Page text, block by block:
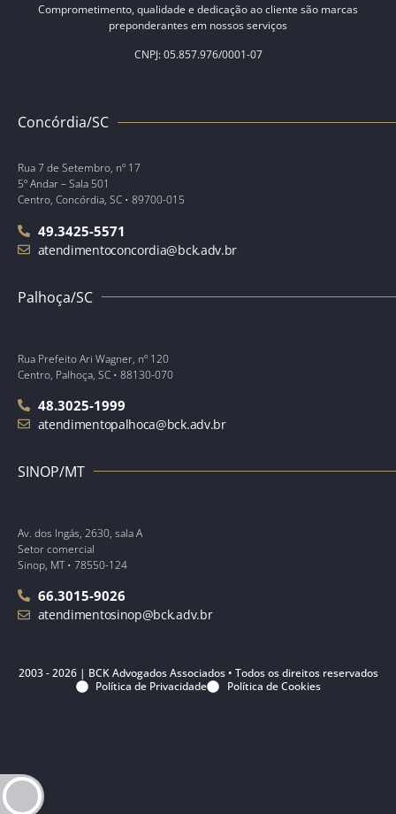
Comprometimento, qualidade e dedicação ao cliente são marcas
preponderantes em nossos serviços
CNPJ: 05.857.976/0001-07
Concórdia/SC
Rua 7 de Setembro, nº 17
5º Andar – Sala 501
Centro, Concórdia, SC • 89700-015
49.3425-5571
atendimentoconcordia@bck.adv.br
Palhoça/SC
Rua Prefeito Ari Wagner, nº 120
Centro, Palhoça, SC • 88130-070
48.3025-1999
atendimentopalhoca@bck.adv.br
SINOP/MT
Av. dos Ingás, 2630, sala A
Setor comercial
Sinop, MT • 78550-124
66.3015-9026
atendimentosinop@bck.adv.br
2003 - 2026 | BCK Advogados Associados • Todos os direitos reservados
Política de Privacidade
Política de Cookies